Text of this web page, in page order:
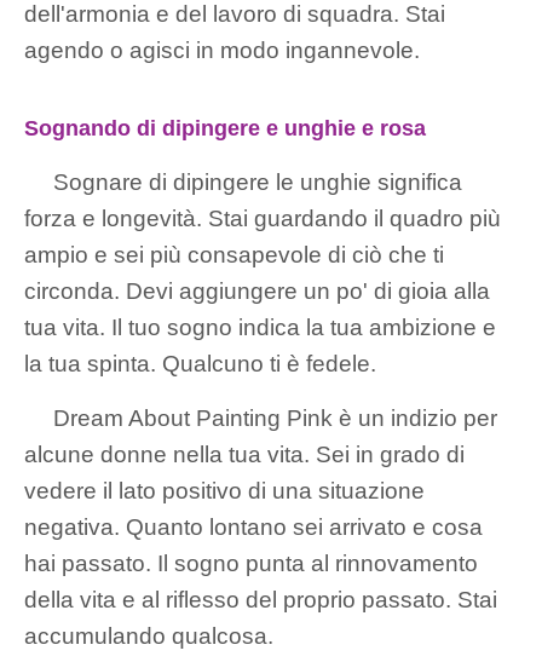
dell'armonia e del lavoro di squadra. Stai
agendo o agisci in modo ingannevole.
Sognando di dipingere e unghie e rosa
Sognare di dipingere le unghie significa
forza e longevità. Stai guardando il quadro più
ampio e sei più consapevole di ciò che ti
circonda. Devi aggiungere un po' di gioia alla
tua vita. Il tuo sogno indica la tua ambizione e
la tua spinta. Qualcuno ti è fedele.
Dream About Painting Pink è un indizio per
alcune donne nella tua vita. Sei in grado di
vedere il lato positivo di una situazione
negativa. Quanto lontano sei arrivato e cosa
hai passato. Il sogno punta al rinnovamento
della vita e al riflesso del proprio passato. Stai
accumulando qualcosa.